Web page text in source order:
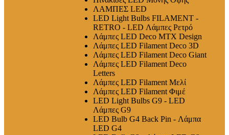
ΛΑΜΠΕΣ LED
LED Light Bulbs FILAMENT -
RETRO - LED Λάμπες Ρετρό
Λάμπες LED Deco MTX Design
Λάμπες LED Filament Deco 3D
Λάμπες LED Filament Deco Giant
Λάμπες LED Filament Deco
Letters
Λάμπες LED Filament Μελί
Λάμπες LED Filament Φιμέ
LED Light Bulbs G9 - LED
Λάμπες G9
LED Bulb G4 Back Pin - Λάμπα
LED G4